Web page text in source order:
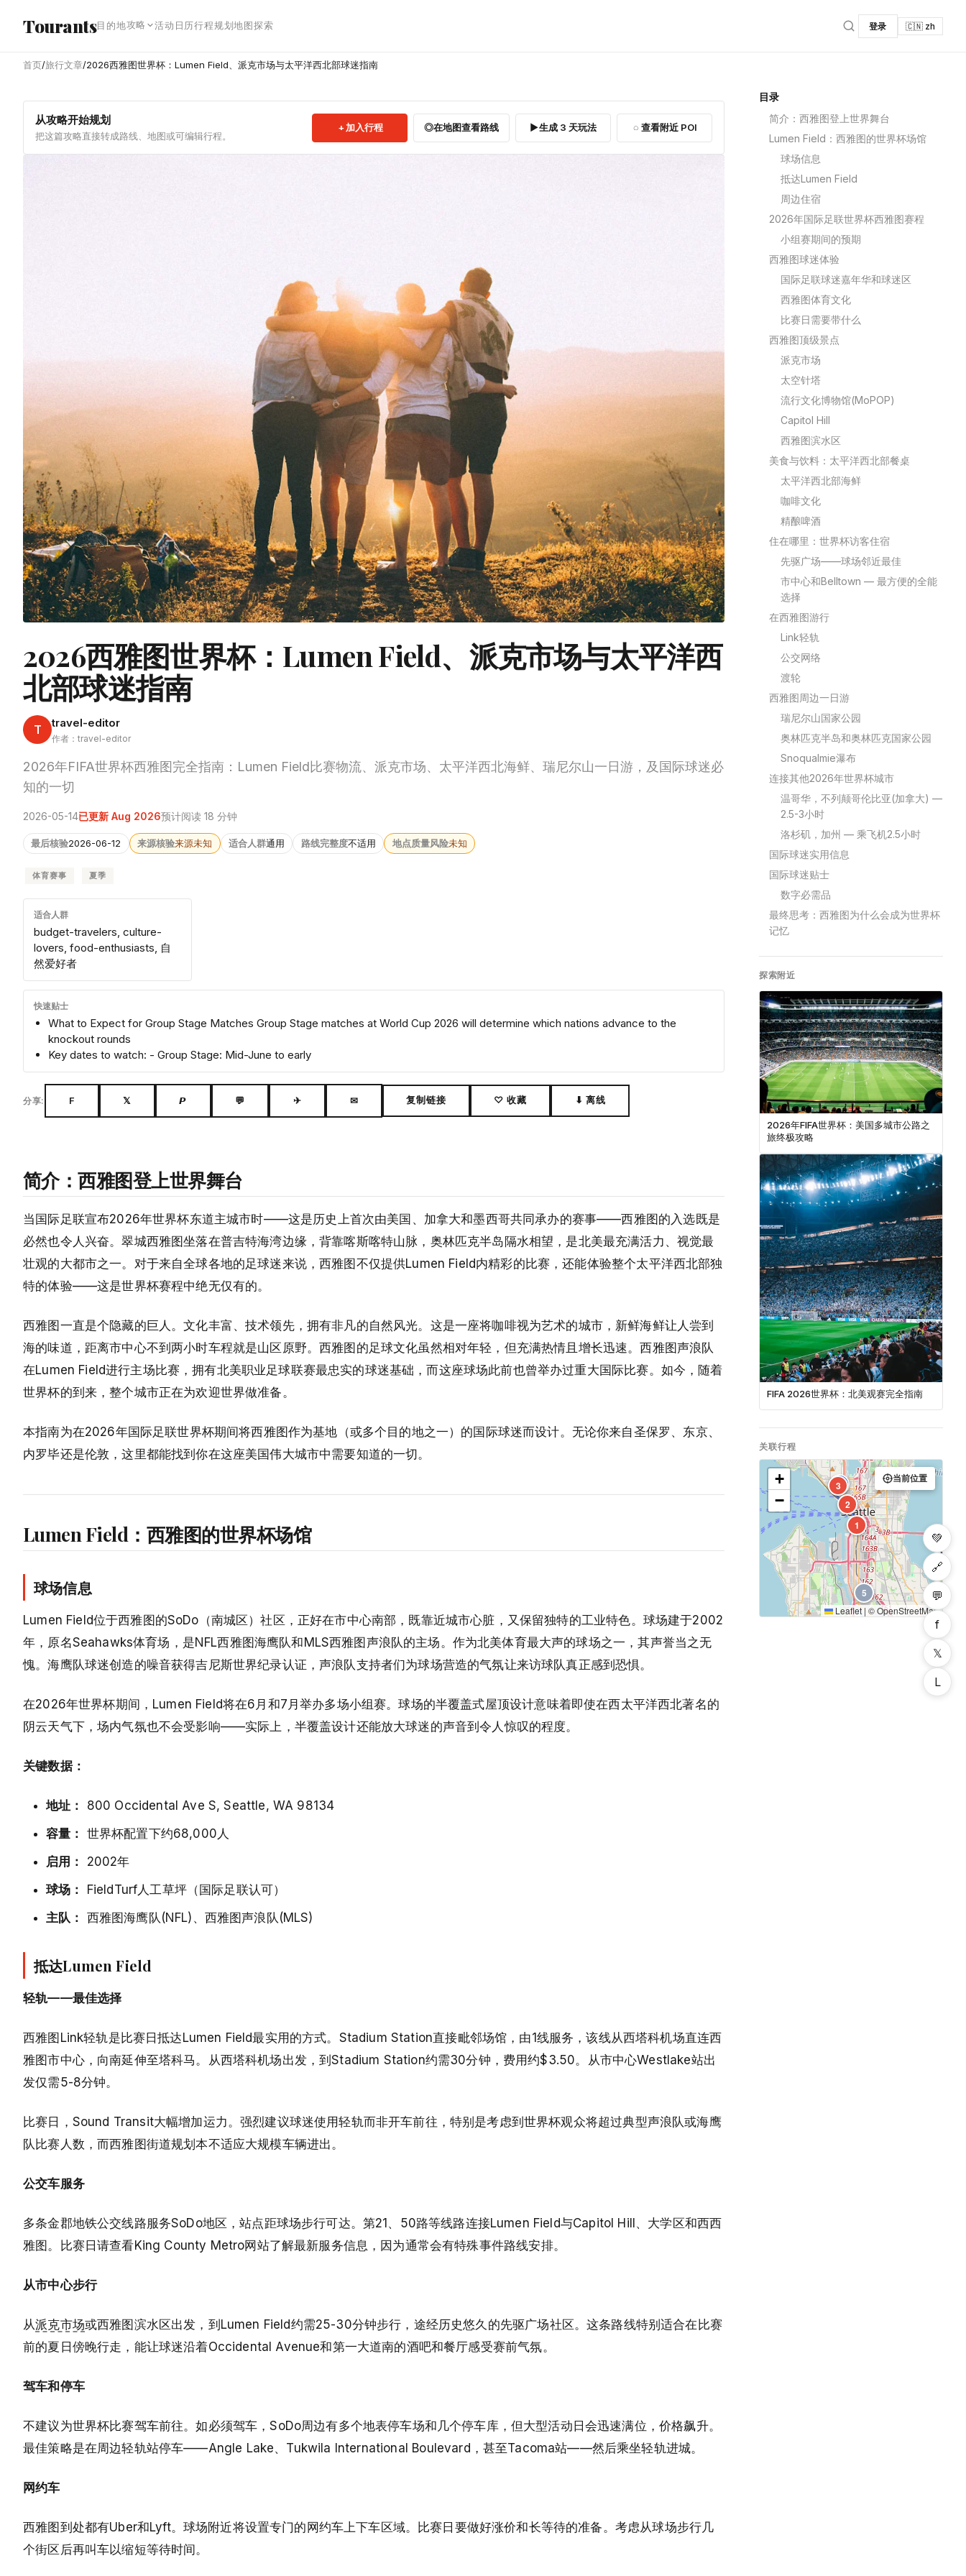
Tourants目的地攻略 活动日历行程规划地图探索 登录 🇨🇳 zh
首页/旅行文章/2026西雅图世界杯：Lumen Field、派克市场与太平洋西北部球迷指南
从攻略开始规划
把这篇攻略直接转成路线、地图或可编辑行程。
加入行程 在地图查看路线 生成 3 天玩法 查看附近 POI
2026西雅图世界杯：Lumen Field、派克市场与太平洋西
北部球迷指南
T travel-editor
作者：travel-editor
2026年FIFA世界杯西雅图完全指南：Lumen Field比赛物流、派克市场、太平洋西北海鲜、瑞尼尔山一日游，及国际球迷必
知的一切
2026-05-14已更新 Aug 2026预计阅读 18 分钟
最后核验2026-06-12 来源核验来源未知 适合人群通用 路线完整度不适用 地点质量风险未知
体育赛事 夏季
适合人群
budget-travelers, culture-
lovers, food-enthusiasts, 自
然爱好者
快速贴士
What to Expect for Group Stage Matches Group Stage matches at World Cup 2026 will determine which nations advance to the
knockout rounds
Key dates to watch: - Group Stage: Mid-June to early
分享: F 𝕏 𝙋 💬 ✈ ✉ 复制链接 ♡ 收藏 ⬇ 离线
简介：西雅图登上世界舞台
当国际足联宣布2026年世界杯东道主城市时——这是历史上首次由美国、加拿大和墨西哥共同承办的赛事——西雅图的入选既是
必然也令人兴奋。翠城西雅图坐落在普吉特海湾边缘，背靠喀斯喀特山脉，奥林匹克半岛隔水相望，是北美最充满活力、视觉最
壮观的大都市之一。对于来自全球各地的足球迷来说，西雅图不仅提供Lumen Field内精彩的比赛，还能体验整个太平洋西北部独
特的体验——这是世界杯赛程中绝无仅有的。
西雅图一直是个隐藏的巨人。文化丰富、技术领先，拥有非凡的自然风光。这是一座将咖啡视为艺术的城市，新鲜海鲜让人尝到
海的味道，距离市中心不到两小时车程就是山区原野。西雅图的足球文化虽然相对年轻，但充满热情且增长迅速。西雅图声浪队
在Lumen Field进行主场比赛，拥有北美职业足球联赛最忠实的球迷基础，而这座球场此前也曾举办过重大国际比赛。如今，随着
世界杯的到来，整个城市正在为欢迎世界做准备。
本指南为在2026年国际足联世界杯期间将西雅图作为基地（或多个目的地之一）的国际球迷而设计。无论你来自圣保罗、东京、
内罗毕还是伦敦，这里都能找到你在这座美国伟大城市中需要知道的一切。
Lumen Field：西雅图的世界杯场馆
球场信息
Lumen Field位于西雅图的SoDo（南城区）社区，正好在市中心南部，既靠近城市心脏，又保留独特的工业特色。球场建于2002
年，原名Seahawks体育场，是NFL西雅图海鹰队和MLS西雅图声浪队的主场。作为北美体育最大声的球场之一，其声誉当之无
愧。海鹰队球迷创造的噪音获得吉尼斯世界纪录认证，声浪队支持者们为球场营造的气氛让来访球队真正感到恐惧。
在2026年世界杯期间，Lumen Field将在6月和7月举办多场小组赛。球场的半覆盖式屋顶设计意味着即使在西太平洋西北著名的
阴云天气下，场内气氛也不会受影响——实际上，半覆盖设计还能放大球迷的声音到令人惊叹的程度。
关键数据：
地址：
800 Occidental Ave S, Seattle, WA 98134
容量： 世界杯配置下约68,000人
启用：
2002年
球场：
FieldTurf人工草坪（国际足联认可）
主队： 西雅图海鹰队(NFL)、西雅图声浪队(MLS)
抵达Lumen Field
轻轨——最佳选择
西雅图Link轻轨是比赛日抵达Lumen Field最实用的方式。Stadium Station直接毗邻场馆，由1线服务，该线从西塔科机场直连西
雅图市中心，向南延伸至塔科马。从西塔科机场出发，到Stadium Station约需30分钟，费用约$3.50。从市中心Westlake站出
发仅需5-8分钟。
比赛日，Sound Transit大幅增加运力。强烈建议球迷使用轻轨而非开车前往，特别是考虑到世界杯观众将超过典型声浪队或海鹰
队比赛人数，而西雅图街道规划本不适应大规模车辆进出。
公交车服务
多条金郡地铁公交线路服务SoDo地区，站点距球场步行可达。第21、50路等线路连接Lumen Field与Capitol Hill、大学区和西西
雅图。比赛日请查看King County Metro网站了解最新服务信息，因为通常会有特殊事件路线安排。
从市中心步行
从派克市场或西雅图滨水区出发，到Lumen Field约需25-30分钟步行，途经历史悠久的先驱广场社区。这条路线特别适合在比赛
前的夏日傍晚行走，能让球迷沿着Occidental Avenue和第一大道南的酒吧和餐厅感受赛前气氛。
驾车和停车
不建议为世界杯比赛驾车前往。如必须驾车，SoDo周边有多个地表停车场和几个停车库，但大型活动日会迅速满位，价格飙升。
最佳策略是在周边轻轨站停车——Angle Lake、Tukwila International Boulevard，甚至Tacoma站——然后乘坐轻轨进城。
网约车
西雅图到处都有Uber和Lyft。球场附近将设置专门的网约车上下车区域。比赛日要做好涨价和长等待的准备。考虑从球场步行几
个街区后再叫车以缩短等待时间。
目录
简介：西雅图登上世界舞台
Lumen Field：西雅图的世界杯场馆
球场信息
抵达Lumen Field
周边住宿
2026年国际足联世界杯西雅图赛程
小组赛期间的预期
西雅图球迷体验
国际足联球迷嘉年华和球迷区
西雅图体育文化
比赛日需要带什么
西雅图顶级景点
派克市场
太空针塔
流行文化博物馆(MoPOP)
Capitol Hill
西雅图滨水区
美食与饮料：太平洋西北部餐桌
太平洋西北部海鲜
咖啡文化
精酿啤酒
住在哪里：世界杯访客住宿
先驱广场——球场邻近最佳
市中心和Belltown — 最方便的全能
选择
在西雅图游行
Link轻轨
公交网络
渡轮
西雅图周边一日游
瑞尼尔山国家公园
奥林匹克半岛和奥林匹克国家公园
Snoqualmie瀑布
连接其他2026年世界杯城市
温哥华，不列颠哥伦比亚(加拿大) —
2.5-3小时
洛杉矶，加州 — 乘飞机2.5小时
国际球迷实用信息
国际球迷贴士
数字必需品
最终思考：西雅图为什么会成为世界杯
记忆
探索附近
2026年FIFA世界杯：美国多城市公路之
旅终极攻略
FIFA 2026世界杯：北美观赛完全指南
关联行程
1
2
3
4
5
+
−
当前位置
Leaflet | ©OpenStreetMap
💚
🔗
💬
f
𝕏
L